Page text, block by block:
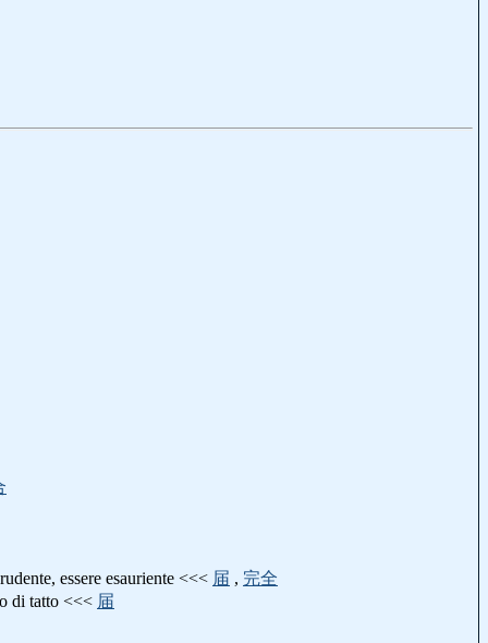
essere esauriente <<< 届 , 完全
di tatto <<< 届